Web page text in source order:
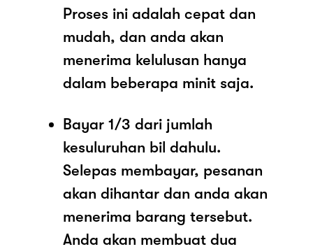
Proses ini adalah cepat dan
mudah, dan anda akan
menerima kelulusan hanya
dalam beberapa minit saja.
Bayar 1/3 dari jumlah
kesuluruhan bil dahulu.
Selepas membayar, pesanan
akan dihantar dan anda akan
menerima barang tersebut.
Anda akan membuat dua